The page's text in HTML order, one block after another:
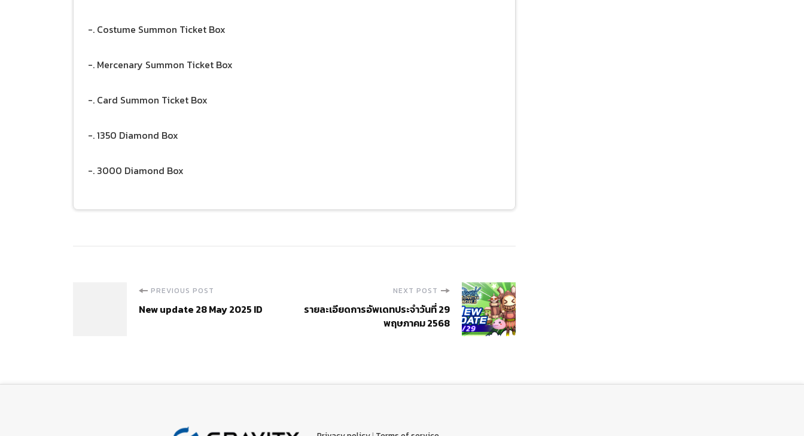
-. Costume Summon Ticket Box
-. Mercenary Summon Ticket Box
-. Card Summon Ticket Box
-. 1350 Diamond Box
-. 3000 Diamond Box
Navigation
PREVIOUS POST
New update 28 May 2025 ID
NEXT POST
รายละเอียดการอัพเดทประจำวันที่ 29
พฤษภาคม 2568